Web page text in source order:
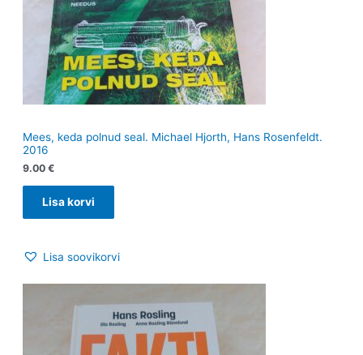
Mees, keda polnud seal. Michael Hjorth, Hans Rosenfeldt.
2016
9.00 €
Lisa korvi
Lisa soovikorvi